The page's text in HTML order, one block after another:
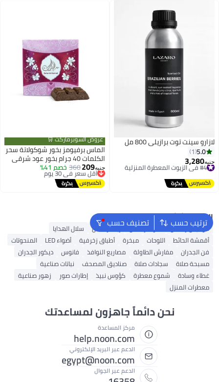
لازارو سينت توت برازيلي 800 مل
5.0
1
جنيه3,280#4 في الزيوت المعطرة المنزلية
توصيل مجاني
#4 في الزيوت المعطرة المنزلية
عروض السوبرماركت 🛒
الماس برفيومز بخور شوكولاتة سحر
الكلمات 40 جرام بخور عود شرقي
فاخر بالكراميل والفانيليا والعنبر
لتعطير المنزل والملابس ومناسب
للمبخرة الفحم والكهرباء الذكية
جنيه209
360 خصم 41%أقل سعر في 30 يوم
توصيل مجاني
أقل سعر في 30 يوم
ترتيب حسب تصنيف حسب البحث الشائع
فوانيس رمضان أضواء رمضان زينة رمضان
سلال الهدايا
أقمشة الحائط
اللوحات مبخرة أطباق زخرفية أضواء LED
المنحوتات
فن الجدران
مفارش الطاولة مصاريع النوافذ فانوس
ديكور الجدران
مسبحة صلاة
سجادات صلاة صناديق المصحف
نباتات صناعية
غطاء وسادة
شموع معطرة كؤوس نبيذ إطارات صور
زهور صناعية
معطرات المنزل
نحن دائماً جاهزون لمساعدتك
مركز المساعدة
help.noon.com
الدعم عبر البريد الإلكتروني
egypt@noon.com
الدعم عبر الجوال